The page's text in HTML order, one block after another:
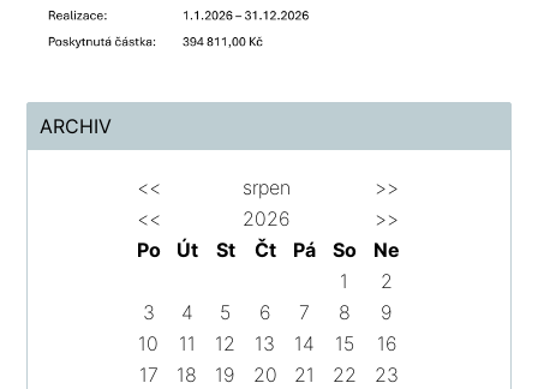
ARCHIV
<< srpen
>>
<<
2026
>>
Po
Út St Čt Pá So
Ne
1
2
3
4 5 6 7 8
9
10
11 12 13 14 15
16
17
18 19 20 21 22
23